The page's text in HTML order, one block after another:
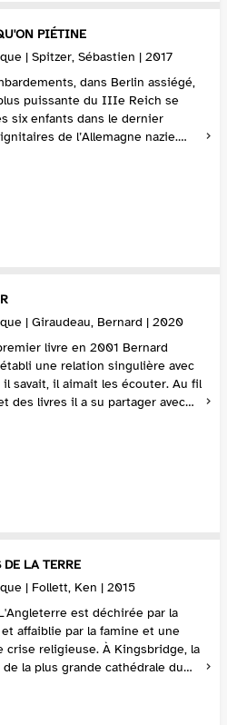
PIÉTINE
| Spitzer, Sébastien | 2017
dans Berlin assiégé,
puissante du IIIe Reich se
six enfants dans le dernier
de l’Allemagne nazie.
| Giraudeau, Bernard | 2020
livre en 2001 Bernard
une relation singulière avec
savait, il aimait les écouter. Au fil
des livres il a su partager avec
LA TERRE
| Follett, Ken | 2015
est déchirée par la
affaiblie par la famine et une
crise religieuse. À Kingsbridge, la
la plus grande cathédrale du